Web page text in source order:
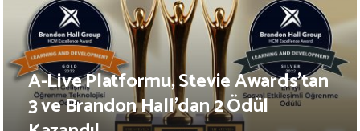
A-Live Platformu, Stevie Awards’tan
3 ve Brandon Hall’dan 2 Ödül